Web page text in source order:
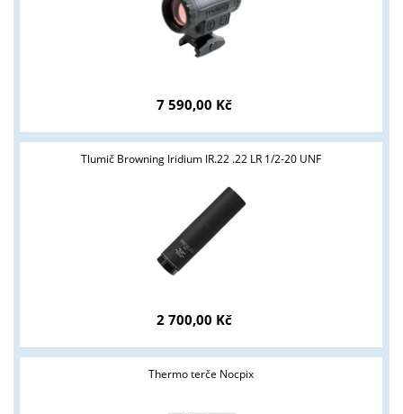
7 590,00 Kč
Tlumič Browning Iridium IR.22 .22 LR 1/2-20 UNF
2 700,00 Kč
Thermo terče Nocpix
Tyto stránky jsou určeny pouze odborné veřejnosti od 18 let a
podnikatelům v oblasti zbraně a střelivo. Splňujete tyto
podmínky?
ANO NE